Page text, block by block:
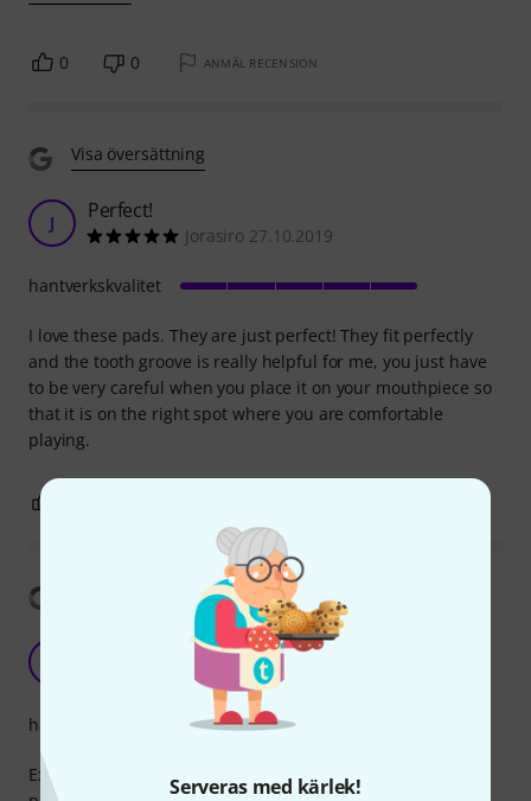
Serveras med kärlek!
0 0 ANMÄL RECENSION
Visa översättning
J Perfect!
Jorasiro 27.10.2019
I love these pads. They are just perfect! They fit perfectly
and the tooth groove is really helpful for me, you just have
to be very careful when you place it on your mouthpiece so
that it is on the right spot where you are comfortable
playing.
hantverkskvalitet
Visa översättning
DarrenS 21.08.2020
Excellent for me, fully understand others have other
hantverkskvalitet